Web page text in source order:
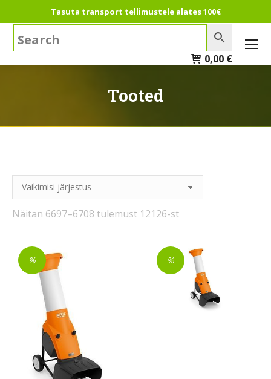
Tasuta transport tellimustele alates 100€
0,00 €
Tooted
Näitan 6697–6708 tulemust 12126-st
% %